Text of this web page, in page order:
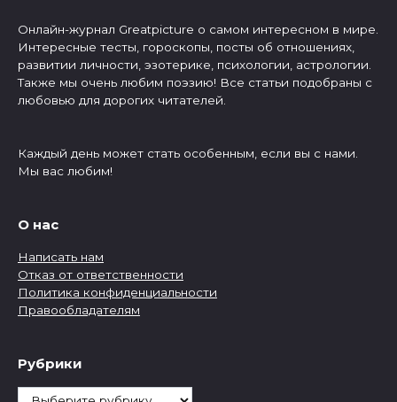
Онлайн-журнал Greatpicture о самом интересном в мире.
Интересные тесты, гороскопы, посты об отношениях,
развитии личности, эзотерике, психологии, астрологии.
Также мы очень любим поэзию! Все статьи подобраны с
любовью для дорогих читателей.
Каждый день может стать особенным, если вы с нами.
Мы вас любим!
О нас
Написать нам
Отказ от ответственности
Политика конфиденциальности
Правообладателям
Рубрики
Рубрики